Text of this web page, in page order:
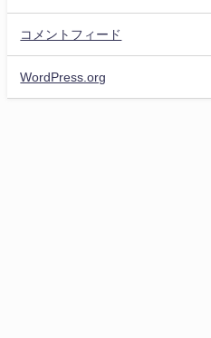
コメントフィード
WordPress.org